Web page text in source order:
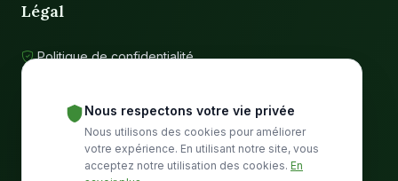
Légal
Politique de confidentialité
Communauté
Nous respectons votre vie privée
Nous utilisons des cookies pour améliorer
votre expérience. En utilisant notre site, vous
acceptez notre utilisation des cookies. En